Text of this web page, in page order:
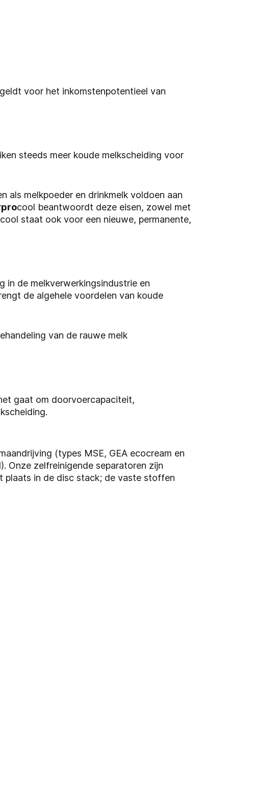
voor het inkomstenpotentieel van
steeds meer koude melkscheiding voor
als melkpoeder en drinkmelk voldoen aan
procool beantwoordt deze eisen, zowel met
cool staat ook voor een nieuwe, permanente,
in de melkverwerkingsindustrie en
de algehele voordelen van koude
van de rauwe melk
gaat om doorvoercapaciteit,
(types MSE, GEA ecocream en
Onze zelfreinigende separatoren zijn
plaats in de disc stack; de vaste stoffen